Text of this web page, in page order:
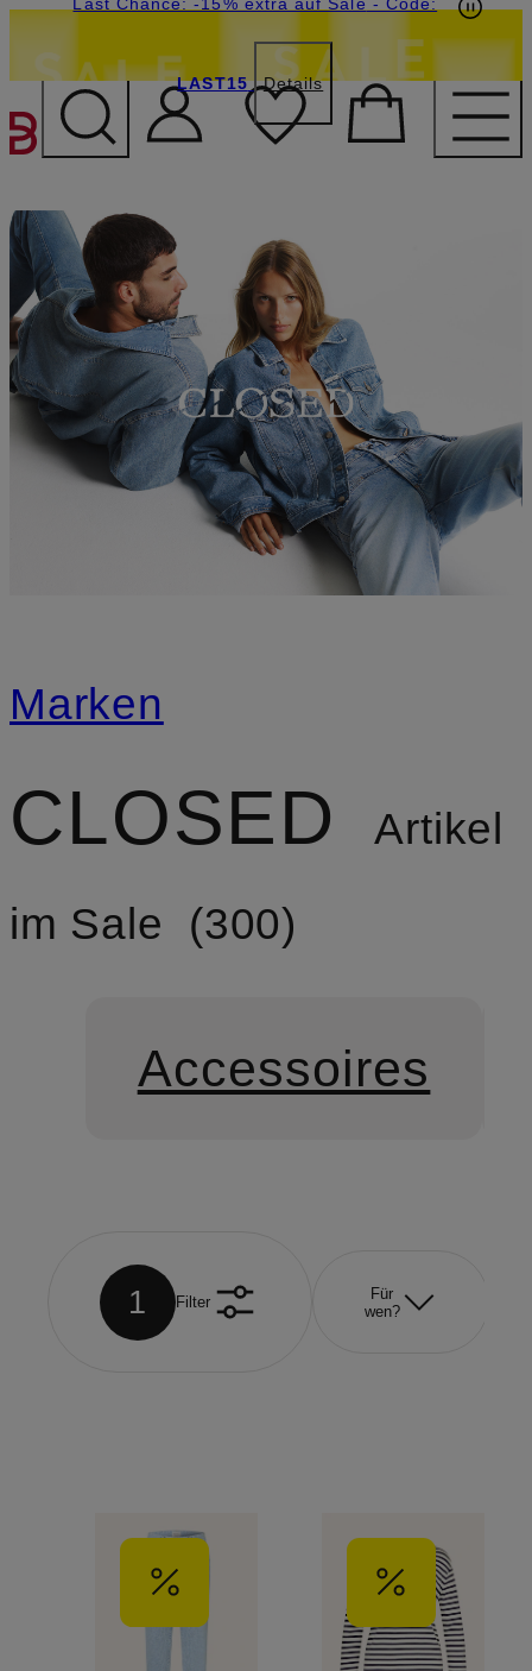
ZUM HAUPTINHALT
LAST15 Details
Marken
CLOSED
Artikel
im Sale
300
Accessoires
1 Filter
Für
wen?